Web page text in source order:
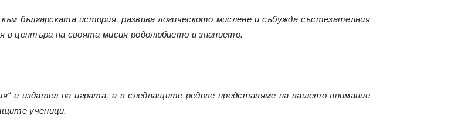
българската история, развива логическото мислене и събужда състезателния
в центъра на своята мисия родолюбието и знанието.
е издател на играта, а в следващите редове представяме на вашето внимание
ученици.